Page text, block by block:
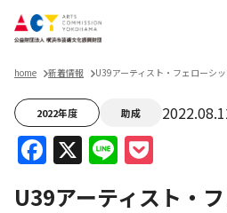
home 新着情報 U39アーティスト・フェローシ
2022年度 助成
Facebook
X Line
U39アーティスト・